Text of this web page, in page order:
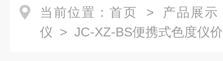
当前位置： 首页 > 产品展示
仪 > JC-XZ-BS便携式色度仪